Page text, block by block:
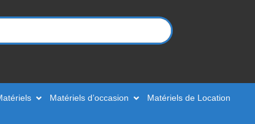
Matériels d’occasion Matériels de Location